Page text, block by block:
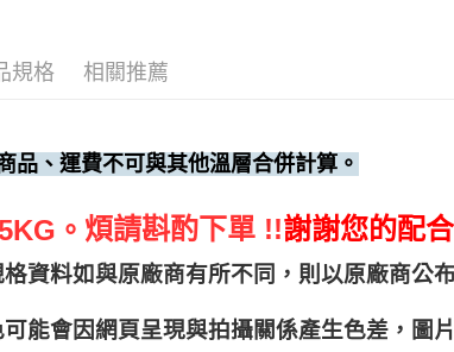
規格 相關推薦
品、運費不可與其他溫層合併計算。
。 煩請斟酌下單 !!謝謝您的配
資料如與原廠商有所不同，則以原廠商公
能會因網頁呈現與拍攝關係產生色差，圖